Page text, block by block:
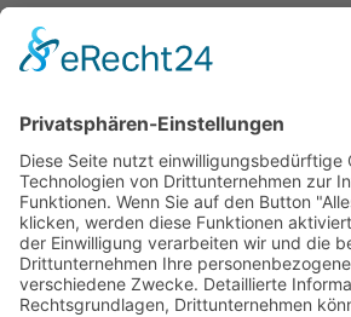
Testierfreiheit -
Kompetente